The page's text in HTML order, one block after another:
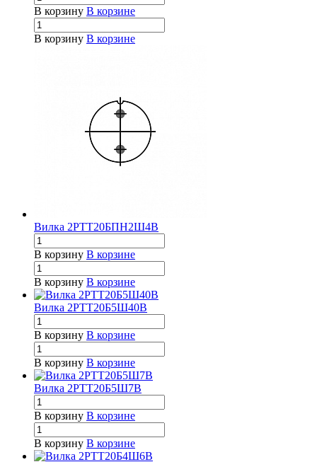
В корзину В корзине
В корзину В корзине
Вилка 2РТТ20БПН2Ш4В
В корзину В корзине
В корзину В корзине
Вилка 2РТТ20Б5Ш40В
В корзину В корзине
В корзину В корзине
Вилка 2РТТ20Б5Ш7В
В корзину В корзине
В корзину В корзине